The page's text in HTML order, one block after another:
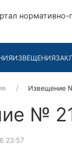
нормативно-
ИЗВЕЩЕНИЯ
Извещение
№
23:57